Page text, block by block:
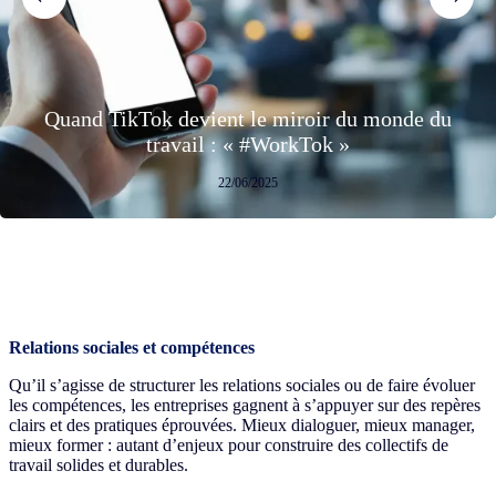
Quand TikTok devient le miroir du monde du
travail : « #WorkTok »
22/06/2025
Relations sociales et compétences
Qu’il s’agisse de structurer les relations sociales ou de faire évoluer
les compétences, les entreprises gagnent à s’appuyer sur des repères
clairs et des pratiques éprouvées. Mieux dialoguer, mieux manager,
mieux former : autant d’enjeux pour construire des collectifs de
travail solides et durables.